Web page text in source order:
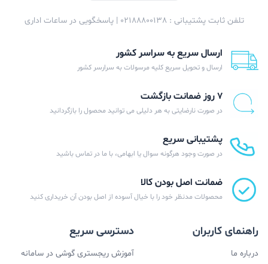
تلفن ثابت پشتیبانی : 02188800138 | پاسخگویی در ساعات اداری
ارسال سریع به سراسر کشور
ارسال و تحویل سریع کلیه مرسولات به سرارسر کشور
۷ روز ضمانت بازگشت
در صورت نارضایتی به هر دلیلی می توانید محصول را بازگردانید
پشتیبانی سریع
در صورت وجود هرگونه سوال یا ابهامی، با ما در تماس باشید
ضمانت اصل بودن کالا
محصولات مدنظر خود را با خیال آسوده از اصل بودن آن خریداری کنید
راهنمای کاربران
درباره ما
دسترسی سریع
آموزش ریجستری گوشی در سامانه